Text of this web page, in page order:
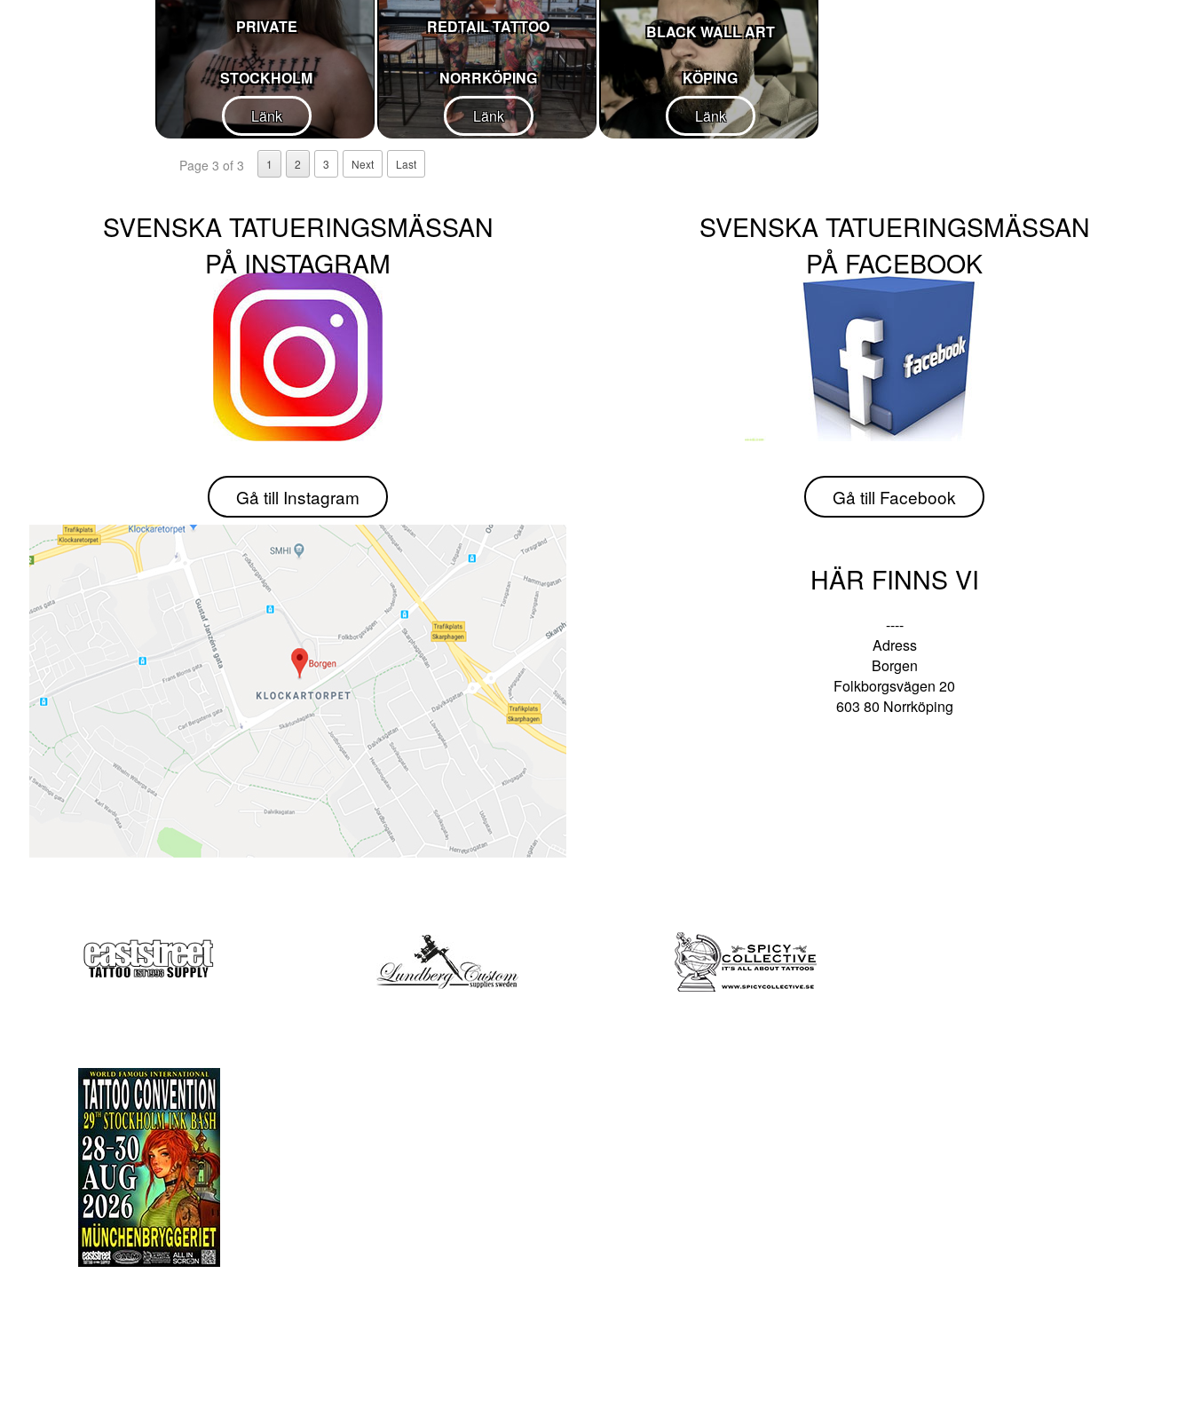
PRIVATE
STOCKHOLM
Länk
REDTAIL TATTOO
NORRKÖPING
Länk
BLACK WALL ART
KÖPING
Länk
Page 3 of 3 1 2 3 Next Last
SVENSKA TATUERINGSMÄSSAN
PÅ INSTAGRAM
Gå till Instagram
SVENSKA TATUERINGSMÄSSAN
PÅ FACEBOOK
Gå till Facebook
HÄR FINNS VI
----
Adress
Borgen
Folkborgsvägen 20
603 80 Norrköping